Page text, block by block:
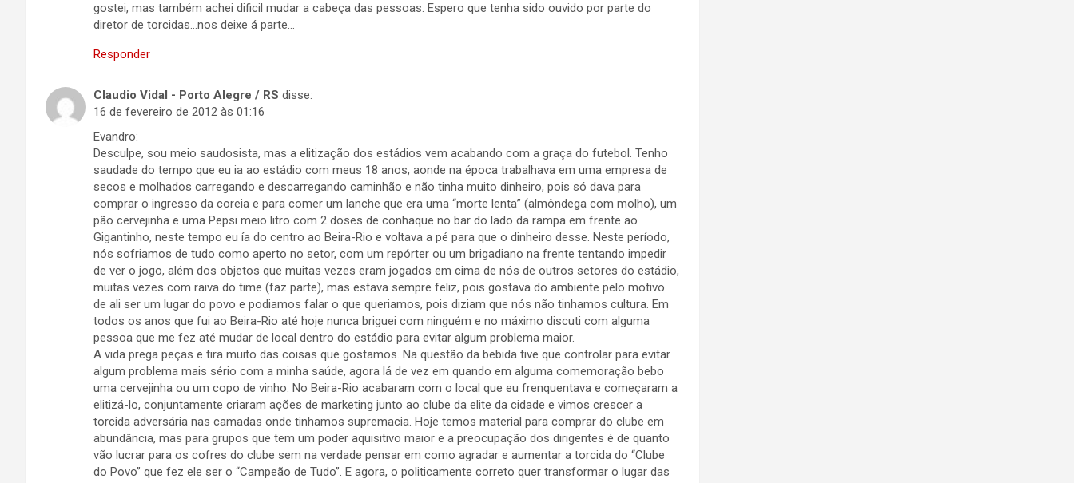
gostei, mas também achei dificil mudar a cabeça das pessoas. Espero que tenha sido ouvido por parte do
diretor de torcidas…nos deixe á parte…
Responder
Claudio Vidal - Porto Alegre / RS disse:
16 de fevereiro de 2012 às 01:16
Evandro:
Desculpe, sou meio saudosista, mas a elitização dos estádios vem acabando com a graça do futebol. Tenho
saudade do tempo que eu ia ao estádio com meus 18 anos, aonde na época trabalhava em uma empresa de
secos e molhados carregando e descarregando caminhão e não tinha muito dinheiro, pois só dava para
comprar o ingresso da coreia e para comer um lanche que era uma “morte lenta” (almôndega com molho), um
pão cervejinha e uma Pepsi meio litro com 2 doses de conhaque no bar do lado da rampa em frente ao
Gigantinho, neste tempo eu ía do centro ao Beira-Rio e voltava a pé para que o dinheiro desse. Neste período,
nós sofriamos de tudo como aperto no setor, com um repórter ou um brigadiano na frente tentando impedir
de ver o jogo, além dos objetos que muitas vezes eram jogados em cima de nós de outros setores do estádio,
muitas vezes com raiva do time (faz parte), mas estava sempre feliz, pois gostava do ambiente pelo motivo
de ali ser um lugar do povo e podiamos falar o que queriamos, pois diziam que nós não tinhamos cultura. Em
todos os anos que fui ao Beira-Rio até hoje nunca briguei com ninguém e no máximo discuti com alguma
pessoa que me fez até mudar de local dentro do estádio para evitar algum problema maior.
A vida prega peças e tira muito das coisas que gostamos. Na questão da bebida tive que controlar para evitar
algum problema mais sério com a minha saúde, agora lá de vez em quando em alguma comemoração bebo
uma cervejinha ou um copo de vinho. No Beira-Rio acabaram com o local que eu frenquentava e começaram a
elitizá-lo, conjuntamente criaram ações de marketing junto ao clube da elite da cidade e vimos crescer a
torcida adversária nas camadas onde tinhamos supremacia. Hoje temos material para comprar do clube em
abundância, mas para grupos que tem um poder aquisitivo maior e a preocupação dos dirigentes é de quanto
vão lucrar para os cofres do clube sem na verdade pensar em como agradar e aumentar a torcida do “Clube
do Povo” que fez ele ser o “Campeão de Tudo”. E agora, o politicamente correto quer transformar o lugar das